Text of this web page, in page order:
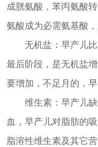
成胱氨酸，苯丙氨酸
氨酸成为必需氨基酸
无机盐：早产儿比
最后阶段，是无机盐
要增加，不足月的，
维生素：早产儿缺
血，早产儿对脂肪的
脂溶性维生素及其它